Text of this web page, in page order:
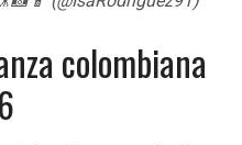
colombiana